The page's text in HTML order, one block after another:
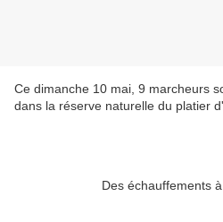
Ce dimanche 10 mai, 9 marcheurs
dans la réserve naturelle du platier
Des échauffements